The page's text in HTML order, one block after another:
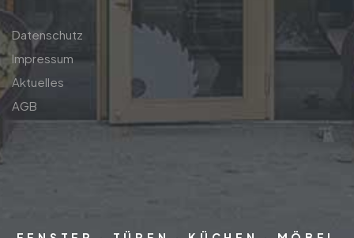
Datenschutz
Impressum
Aktuelles
AGB